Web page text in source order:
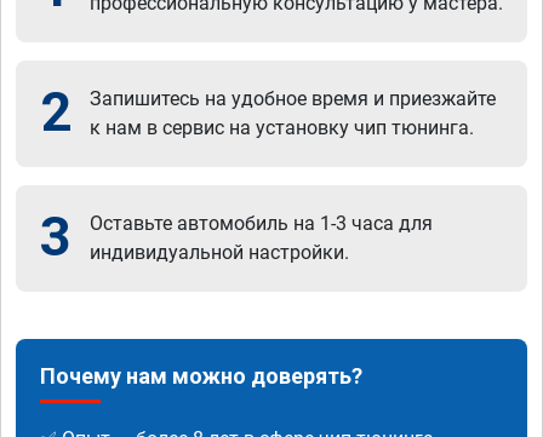
2
Запишитесь на удобное время и приезжайте
к нам в сервис на установку чип тюнинга.
3
Оставьте автомобиль на 1-3 часа для
индивидуальной настройки.
Почему нам можно доверять?